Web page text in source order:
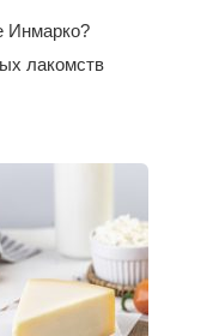
Инмарко?
лакомств